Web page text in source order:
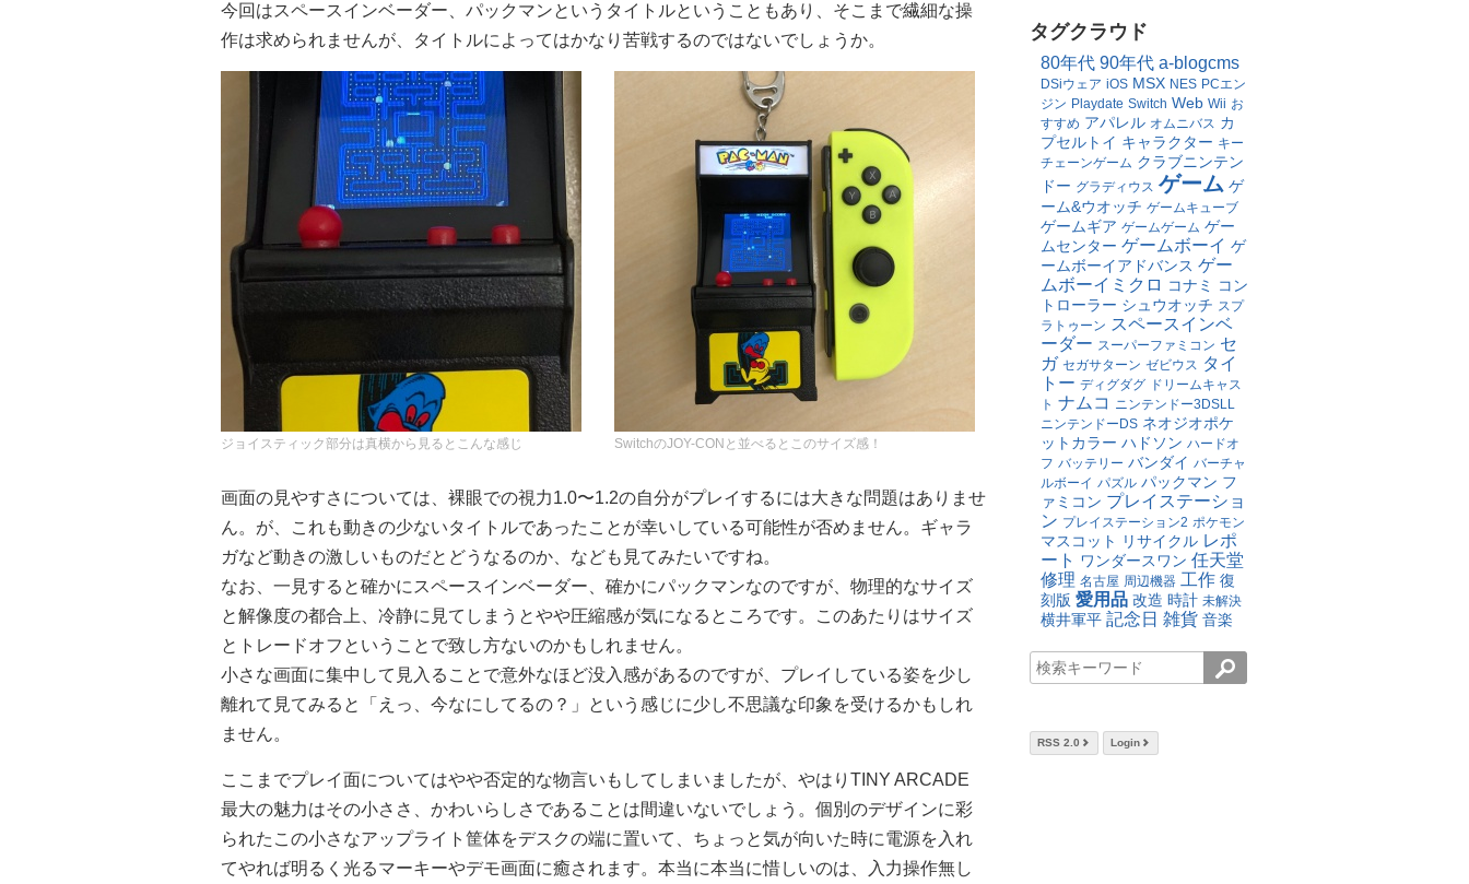
今回はスペースインベーダー、パックマンというタイトルということもあり、そこまで繊細な操
作は求められませんが、タイトルによってはかなり苦戦するのではないでしょうか。
ジョイスティック部分は真横から見るとこんな感じ SwitchのJOY-CONと並べるとこのサイズ感！
画面の見やすさについては、裸眼での視力1.0〜1.2の自分がプレイするには大きな問題はありませ
ん。が、これも動きの少ないタイトルであったことが幸いしている可能性が否めません。ギャラ
ガなど動きの激しいものだとどうなるのか、なども見てみたいですね。
なお、一見すると確かにスペースインベーダー、確かにパックマンなのですが、物理的なサイズ
と解像度の都合上、冷静に見てしまうとやや圧縮感が気になるところです。このあたりはサイズ
とトレードオフということで致し方ないのかもしれません。
小さな画面に集中して見入ることで意外なほど没入感があるのですが、プレイしている姿を少し
離れて見てみると「えっ、今なにしてるの？」という感じに少し不思議な印象を受けるかもしれ
ません。
ここまでプレイ面についてはやや否定的な物言いもしてしまいましたが、やはりTINY ARCADE
最大の魅力はその小ささ、かわいらしさであることは間違いないでしょう。個別のデザインに彩
られたこの小さなアップライト筐体をデスクの端に置いて、ちょっと気が向いた時に電源を入れ
てやれば明るく光るマーキーやデモ画面に癒されます。本当に本当に惜しいのは、入力操作無し
タグクラウド
80年代 90年代 a-blogcms
DSiウェア iOS MSX NES PCエン
ジン Playdate Switch Web Wii お
すすめ アパレル オムニバス カ
プセルトイ キャラクター キー
チェーンゲーム クラブニンテン
ドー グラディウス ゲーム ゲ
ーム&ウオッチ ゲームキューブ
ゲームギア ゲームゲーム ゲー
ムセンター ゲームボーイ ゲ
ームボーイアドバンス ゲー
ムボーイミクロ コナミ
コン
トローラー シュウオッチ スプ
ラトゥーン スペースインベ
ーダー スーパーファミコン セ
ガ セガサターン ゼビウス タイ
トー ディグダグ ドリームキャス
ト ナムコ ニンテンドー3DSLL
ニンテンドーDS ネオジオポケ
ットカラー ハドソン ハードオ
フ バッテリー バンダイ バーチャ
ルボーイ パズル パックマン フ
ァミコン プレイステーショ
ン プレイステーション2 ポケモン
マスコット リサイクル レポ
ート ワンダースワン 任天堂
修理 名古屋 周辺機器 工作 復
刻版 愛用品 改造 時計 未解決
横井軍平 記念日 雑貨 音楽
RSS 2.0 Login